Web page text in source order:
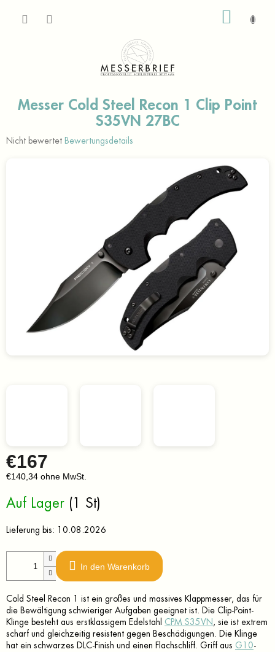
Messer Cold Steel Recon 1 Clip Point
S35VN 27BC
Die
Nicht bewertet Bewertungsdetails
€167
€140,34 ohne MwSt.
Auf Lager (1 St)
Lieferung bis: 10.08.2026
In den Warenkorb
Cold Steel Recon 1 ist ein großes und massives Klappmesser, das für
die Bewältigung schwieriger Aufgaben geeignet ist. Die Clip-Point-
Klinge besteht aus erstklassigem Edelstahl CPM S35VN , sie ist extrem
scharf und gleichzeitig resistent gegen Beschädigungen. Die Klinge
hat ein schwarzes DLC-Finish und einen Flachschliff. Griff aus G10-